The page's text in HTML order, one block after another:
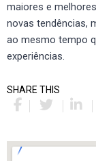
maiores e
novas tendências,
ao mesmo tempo
experiências.
SHARE THIS